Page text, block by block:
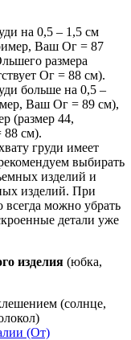
на 0,5 – 1,5 см
Ваш Ог = 87
размера
Ог = 88 см).
больше на 0,5 –
Ваш Ог = 89 см),
(размер 44,
88 см).
груди имеет
выбирать
изделий и
изделий. При
всегда можно убрать
детали уже
изделия (юбка,
(солнце,
(От)